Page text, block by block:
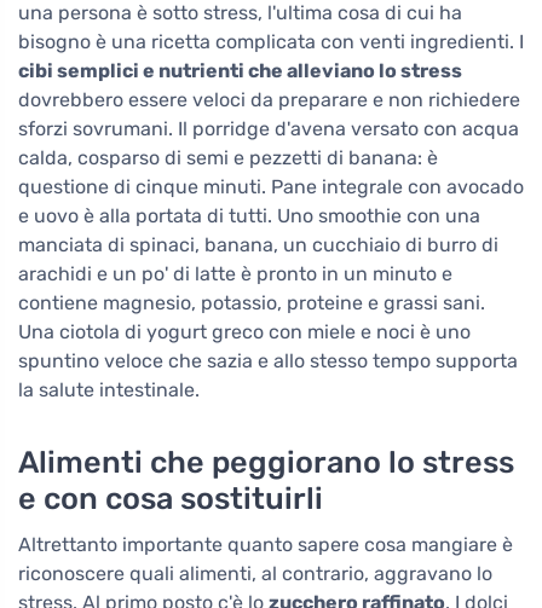
una persona è sotto stress, l'ultima cosa di cui ha
bisogno è una ricetta complicata con venti ingredienti. I
cibi semplici e nutrienti che alleviano lo stress
dovrebbero essere veloci da preparare e non richiedere
sforzi sovrumani. Il porridge d'avena versato con acqua
calda, cosparso di semi e pezzetti di banana: è
questione di cinque minuti. Pane integrale con avocado
e uovo è alla portata di tutti. Uno smoothie con una
manciata di spinaci, banana, un cucchiaio di burro di
arachidi e un po' di latte è pronto in un minuto e
contiene magnesio, potassio, proteine e grassi sani.
Una ciotola di yogurt greco con miele e noci è uno
spuntino veloce che sazia e allo stesso tempo supporta
la salute intestinale.
Alimenti che peggiorano lo stress
e con cosa sostituirli
Altrettanto importante quanto sapere cosa mangiare è
riconoscere quali alimenti, al contrario, aggravano lo
stress. Al primo posto c'è lo zucchero raffinato. I dolci